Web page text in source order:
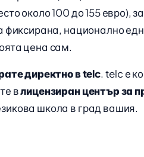
около 100 до 155 евро),
фиксирана, национално
цена сам.
директно в telc. telc е
влицензиран център за
школа в град вашия.